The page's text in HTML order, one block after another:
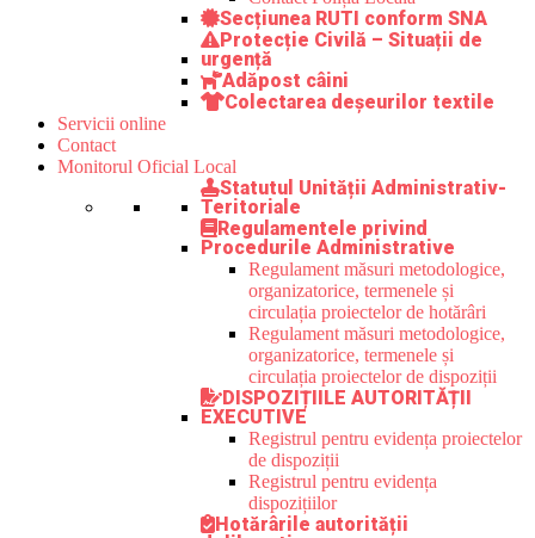
Secțiunea RUTI conform SNA
Protecție Civilă – Situații de
urgență
Adăpost câini
Colectarea deșeurilor textile
Servicii online
Contact
Monitorul Oficial Local
Statutul Unității Administrativ-
Teritoriale
Regulamentele privind
Procedurile Administrative
Regulament măsuri metodologice,
organizatorice, termenele și
circulația proiectelor de hotărâri
Regulament măsuri metodologice,
organizatorice, termenele și
circulația proiectelor de dispoziții
DISPOZIȚIILE AUTORITĂȚII
EXECUTIVE
Registrul pentru evidența proiectelor
de dispoziții
Registrul pentru evidența
dispozițiilor
Hotărârile autorității